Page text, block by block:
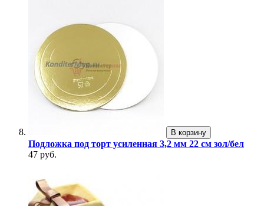
В корзину
Подложка под торт усиленная 3,2 мм 22 см зол/бел
47 руб.